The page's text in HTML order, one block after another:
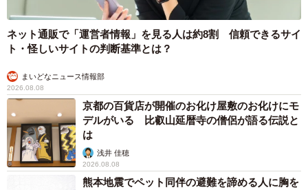
ネット通販で「運営者情報」を見る人は約8割 信頼できるサイ
ト・怪しいサイトの判断基準とは？
まいどなニュース情報部
2026.08.08
京都の百貨店が開催のお化け屋敷のお化けにモ
デルがいる 比叡山延暦寺の僧侶が語る伝説と
は
浅井 佳穂
2026.08.08
熊本地震でペット同伴の避難を諦める人に胸を